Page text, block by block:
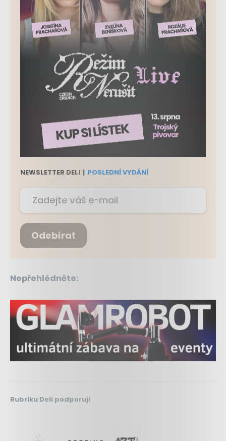
NEWSLETTER DELI | POSLEDNÍ VYDÁNÍ
Odebírat
Nepřehlédněte:
Rubriku Deli podporují